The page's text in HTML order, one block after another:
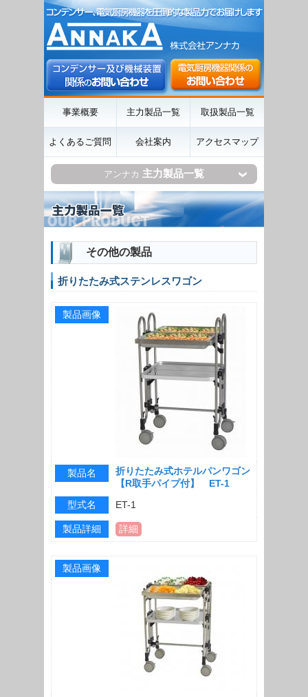
事業概要 主力製品一覧 取扱製品一覧
よくあるご質問 会社案内 アクセスマップ
アンナカ 主力製品一覧
その他の製品
折りたたみ式ステンレスワゴン
製品画像
製品名
折りたたみ式ホテルパンワゴン
【R取手パイプ付】 ET-1
型式名
ET-1
製品詳細 詳細
製品画像